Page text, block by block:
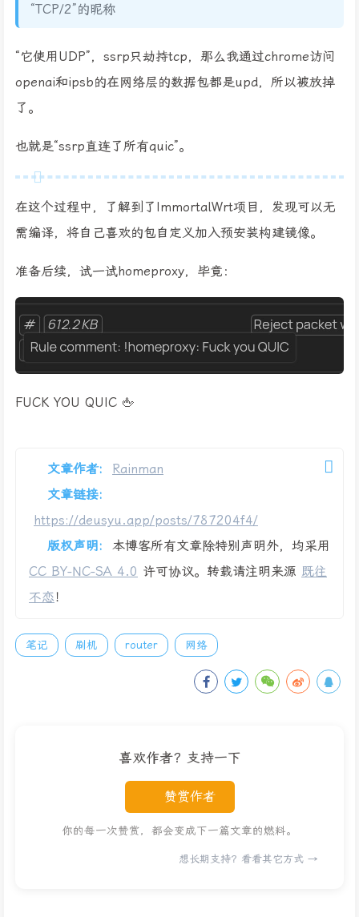
“TCP/2”的昵称
“它使用UDP”，ssrp只劫持tcp，那么我通过chrome访问
openai和ipsb的在网络层的数据包都是upd，所以被放掉
了。
也就是“ssrp直连了所有quic”。
在这个过程中，了解到了ImmortalWrt项目，发现可以无
需编译，将自己喜欢的包自定义加入预安装构建镜像。
准备后续，试一试homeproxy，毕竟：
FUCK YOU QUIC 🖕️
文章作者:
Rainman
文章链接:
https://deusyu.app/posts/787204f4/
版权声明:
本博客所有文章除特别声明外，均采用
CC BY-NC-SA 4.0 许可协议。转载请注明来源 既往
不恋！
笔记 刷机 router 网络
喜欢作者？支持一下
赞赏作者
你的每一次赞赏，都会变成下一篇文章的燃料。
想长期支持？看看其它方式 →